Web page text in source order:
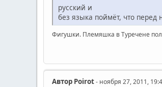
русский и
без языка поймёт, что перед
Фигушки. Племяшка в Туречене
Автор Poirot- ноября 27, 2011,